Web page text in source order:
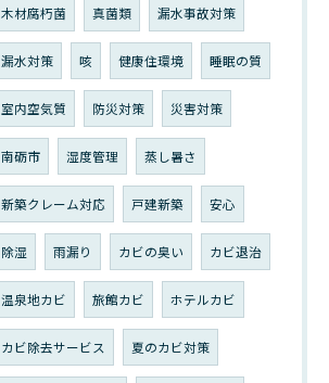
木材腐朽菌 真菌類 漏水事故対策
漏水対策 咳 健康住環境 睡眠の質
室内空気質 防災対策 災害対策
南砺市 湿度管理 蒸し暑さ
新築クレーム対応 戸建新築 安心
除湿 雨漏り カビの臭い カビ退治
温泉地カビ 旅館カビ ホテルカビ
カビ除去サービス 夏のカビ対策